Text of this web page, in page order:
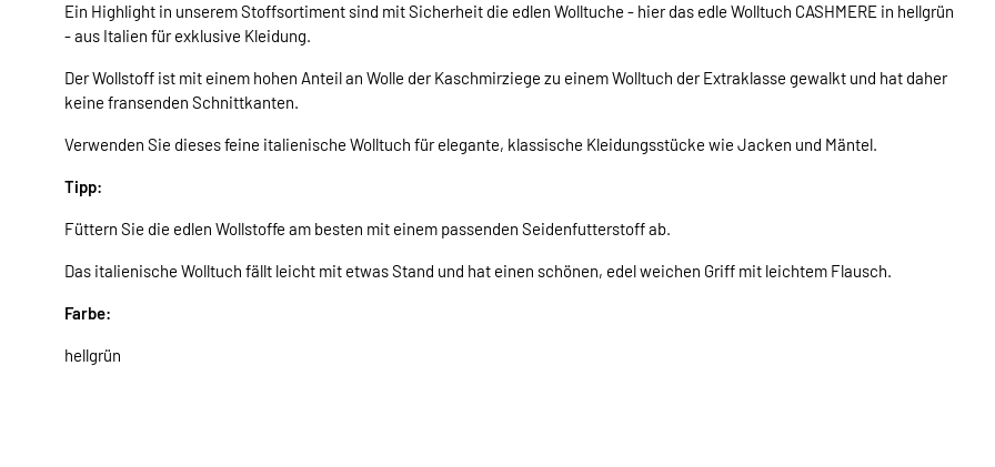
Ein Highlight in unserem Stoffsortiment sind mit Sicherheit die edlen Wolltuche - hier das edle Wolltuch CASHMERE in hellgrün
- aus Italien für exklusive Kleidung.
Der Wollstoff ist mit einem hohen Anteil an Wolle der Kaschmirziege zu einem Wolltuch der Extraklasse gewalkt und hat daher
keine fransenden Schnittkanten.
Verwenden Sie dieses feine italienische Wolltuch für elegante, klassische Kleidungsstücke wie Jacken und Mäntel.
Tipp:
Füttern Sie die edlen Wollstoffe am besten mit einem passenden Seidenfutterstoff ab.
Das italienische Wolltuch fällt leicht mit etwas Stand und hat einen schönen, edel weichen Griff mit leichtem Flausch.
Farbe:
hellgrün